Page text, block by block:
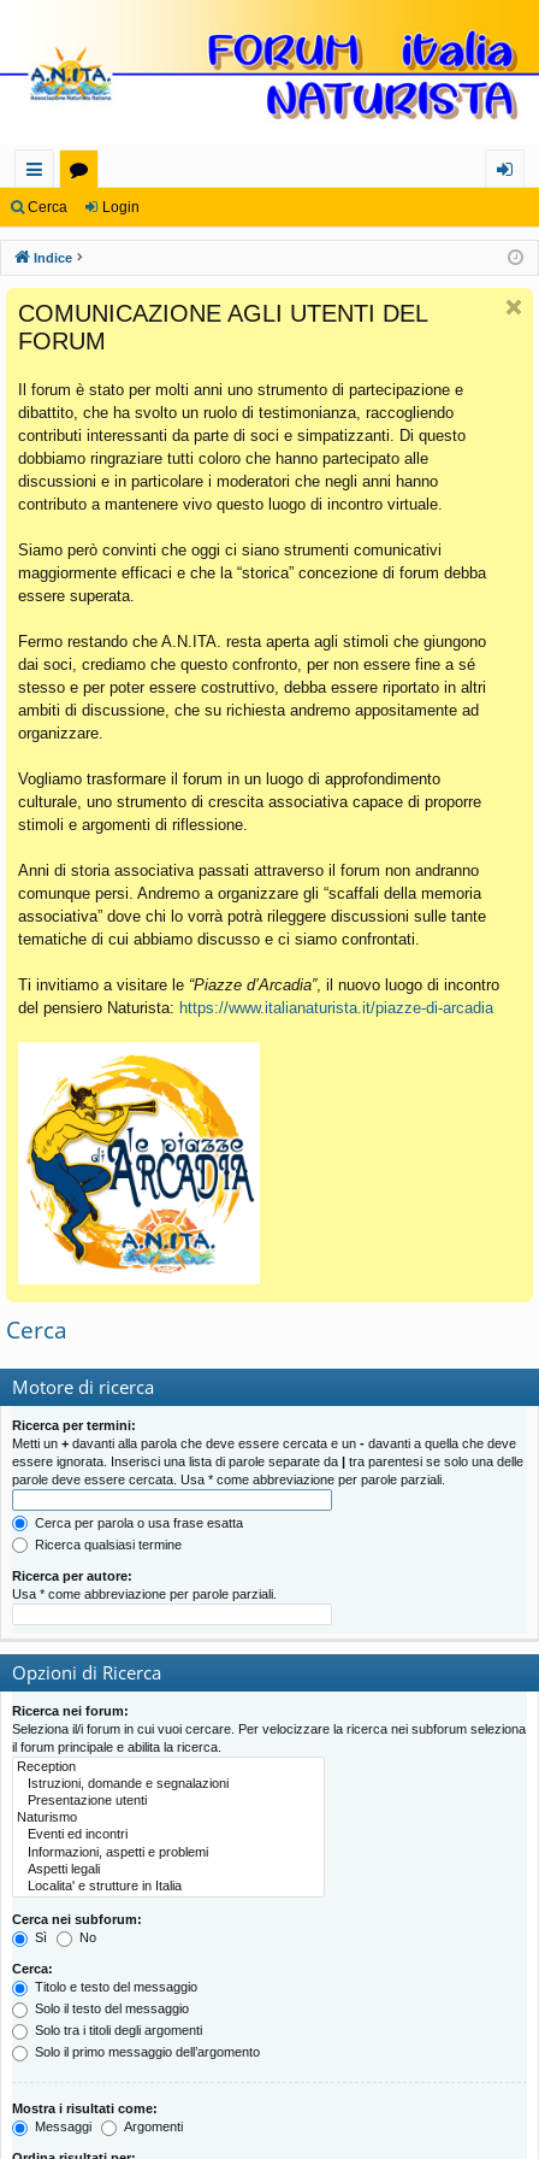
oll
eg
a
m
en
ti
Ra
pi
di
u
m
in
Cerca Login
Indice
COMUNICAZIONE AGLI UTENTI DEL
FORUM
Il forum è stato per molti anni uno strumento di partecipazione e
dibattito, che ha svolto un ruolo di testimonianza, raccogliendo
contributi interessanti da parte di soci e simpatizzanti. Di questo
dobbiamo ringraziare tutti coloro che hanno partecipato alle
discussioni e in particolare i moderatori che negli anni hanno
contributo a mantenere vivo questo luogo di incontro virtuale.
Siamo però convinti che oggi ci siano strumenti comunicativi
maggiormente efficaci e che la “storica” concezione di forum debba
essere superata.
Fermo restando che A.N.ITA. resta aperta agli stimoli che giungono
dai soci, crediamo che questo confronto, per non essere fine a sé
stesso e per poter essere costruttivo, debba essere riportato in altri
ambiti di discussione, che su richiesta andremo appositamente ad
organizzare.
Vogliamo trasformare il forum in un luogo di approfondimento
culturale, uno strumento di crescita associativa capace di proporre
stimoli e argomenti di riflessione.
Anni di storia associativa passati attraverso il forum non andranno
comunque persi. Andremo a organizzare gli “scaffali della memoria
associativa” dove chi lo vorrà potrà rileggere discussioni sulle tante
tematiche di cui abbiamo discusso e ci siamo confrontati.
Ti invitiamo a visitare le “Piazze d’Arcadia”, il nuovo luogo di incontro
del pensiero Naturista: https://www.italianaturista.it/piazze-di-arcadia
Cerca
Motore di ricerca
Ricerca per termini:
Metti un + davanti alla parola che deve essere cercata e un - davanti a quella che deve
essere ignorata. Inserisci una lista di parole separate da | tra parentesi se solo una delle
parole deve essere cercata. Usa * come abbreviazione per parole parziali.
Cerca per parola o usa frase esatta
Ricerca qualsiasi termine
Ricerca per autore:
Usa * come abbreviazione per parole parziali.
Opzioni di Ricerca
Ricerca nei forum:
Seleziona il/i forum in cui vuoi cercare. Per velocizzare la ricerca nei subforum seleziona
il forum principale e abilita la ricerca.
Cerca nei subforum:
Sì
No
Cerca:
Titolo e testo del messaggio
Solo il testo del messaggio
Solo tra i titoli degli argomenti
Solo il primo messaggio dell’argomento
Mostra i risultati come:
Messaggi
Argomenti